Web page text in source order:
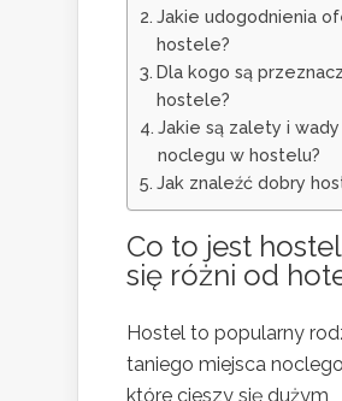
Jakie udogodnienia
hostele?
Dla kogo są
hostele?
Jakie są zalety i wady
noclegu w hostelu?
Jak znaleźć dobry
Co to jest
się różni od
Hostel to popularny
taniego miejsca
które cieszy się dużym